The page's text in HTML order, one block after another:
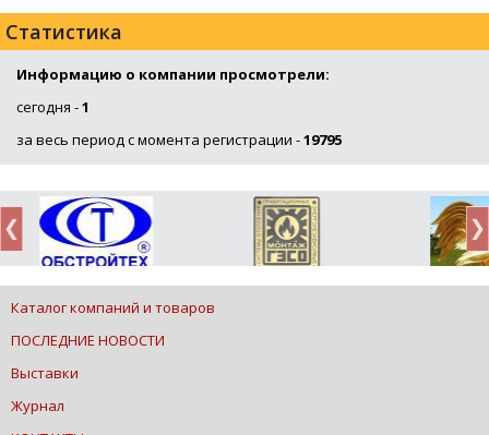
Статистика
Информацию о компании просмотрели:
сегодня -1
за весь период с момента регистрации -19795
Каталог компаний и товаров
ПОСЛЕДНИЕ НОВОСТИ
Выставки
Журнал